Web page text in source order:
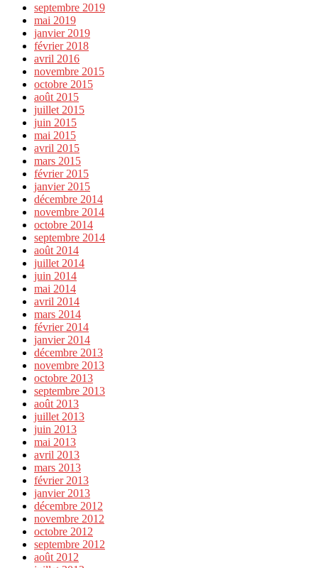
septembre 2019
mai 2019
janvier 2019
février 2018
avril 2016
novembre 2015
octobre 2015
août 2015
juillet 2015
juin 2015
mai 2015
avril 2015
mars 2015
février 2015
janvier 2015
décembre 2014
novembre 2014
octobre 2014
septembre 2014
août 2014
juillet 2014
juin 2014
mai 2014
avril 2014
mars 2014
février 2014
janvier 2014
décembre 2013
novembre 2013
octobre 2013
septembre 2013
août 2013
juillet 2013
juin 2013
mai 2013
avril 2013
mars 2013
février 2013
janvier 2013
décembre 2012
novembre 2012
octobre 2012
septembre 2012
août 2012